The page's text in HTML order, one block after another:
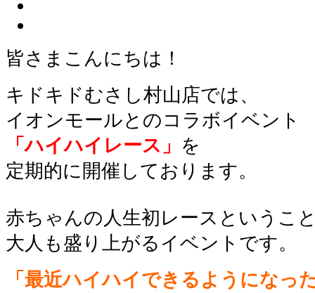
皆さまこんにちは！
キドキドむさし村山店では、
イオンモールとのコラボイベント
「ハイハイレース」 を
定期的に開催しております。
赤ちゃんの人生初レースというこ
大人も盛り上がるイベントです。
「最近ハイハイできるようになっ